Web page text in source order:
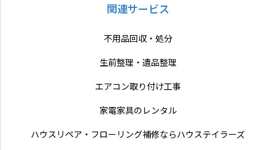
関連サービス
不用品回収・処分
生前整理・遺品整理
エアコン取り付け工事
家電家具のレンタル
ハウスリペア・フローリング補修ならハウステイラーズ